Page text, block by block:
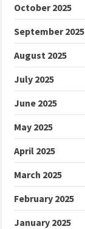
October 2025
September 2025
August 2025
July 2025
June 2025
May 2025
April 2025
March 2025
February 2025
January 2025